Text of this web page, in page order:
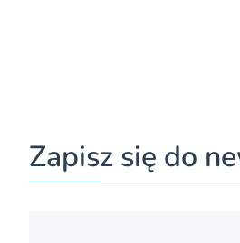
Zapisz się do